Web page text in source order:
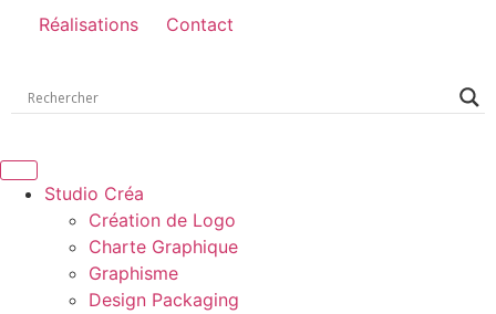
Réalisations Contact
Studio Créa
Création de Logo
Charte Graphique
Graphisme
Design Packaging